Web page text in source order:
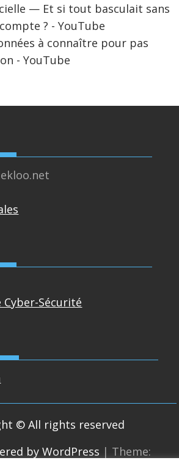
— Et si tout basculait sans
? - YouTube
à connaître pour pas
- YouTube
Sécurité
© All rights reserved
by WordPress | Theme: